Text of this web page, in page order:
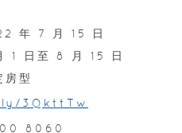
年 7 月 15 日
1 日至 8 月 15 日
房型
3QkttTw
8060